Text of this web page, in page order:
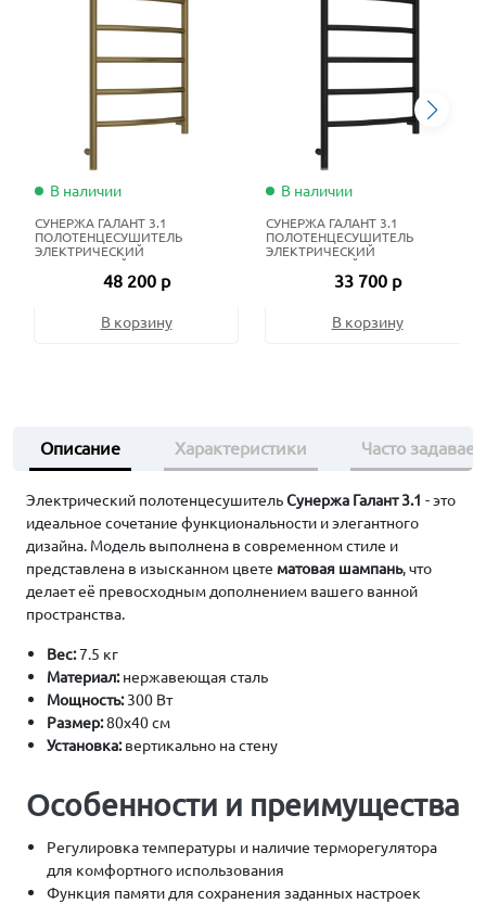
В наличии
СУНЕРЖА ГАЛАНТ 3.1
ПОЛОТЕНЦЕСУШИТЕЛЬ
ЭЛЕКТРИЧЕСКИЙ
ЖИДКОСТНЫЙ 80Х50 СМ
СОСТАРЕННАЯ БРОНЗА
48 200 р
В корзину
В наличии
СУНЕРЖА ГАЛАНТ 3.1
ПОЛОТЕНЦЕСУШИТЕЛЬ
ЭЛЕКТРИЧЕСКИЙ
ЖИДКОСТНЫЙ 80Х50 СМ
МАТОВЫЙ ЧЁРНЫЙ
33 700 р
В корзину
Описание Характеристики Часто
Электрический полотенцесушительСунержа Галант 3.1 - это
идеальное сочетание функциональности и элегантного
дизайна. Модель выполнена в современном стиле и
представлена в изысканном цвете матовая шампань, что
делает её превосходным дополнением вашего ванной
пространства.
Вес:7.5 кг
Материал:нержавеющая сталь
Мощность:300 Вт
Размер:80х40 см
Установка:вертикально на стену
Особенности и преимущества
Регулировка температуры и наличие терморегулятора
для комфортного использования
Функция памяти для сохранения заданных настроек